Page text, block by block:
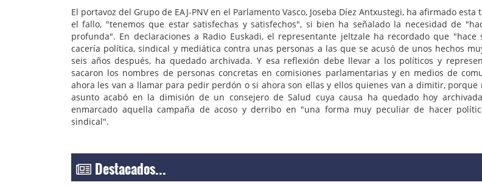
El portavoz del Grupo de EAJ-PNV en el Parlamento Vasco, Joseba Díez Antxustegi, ha afirmado
el fallo, "tenemos que estar satisfechas y satisfechos", si bien ha señalado la necesidad de
profunda". En declaraciones a Radio Euskadi, el representante jeltzale ha recordado que "hace
cacería política, sindical y mediática contra unas personas a las que se acusó de unos hechos
seis años después, ha quedado archivada. Y esa reflexión debe llevar a los políticos y
sacaron los nombres de personas concretas en comisiones parlamentarias y en medios de
ahora les van a llamar para pedir perdón o si ahora son ellas y ellos quienes van a dimitir, porque
asunto acabó en la dimisión de un consejero de Salud cuya causa ha quedado hoy
enmarcado aquella campaña de acoso y derribo en "una forma muy peculiar de hacer
sindical".
Destacados...